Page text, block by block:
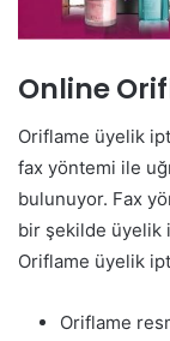
Online
Oriflame üyelik
fax yöntemi ile
bulunuyor. Fax
bir şekilde üyelik
Oriflame üyelik
Oriflame